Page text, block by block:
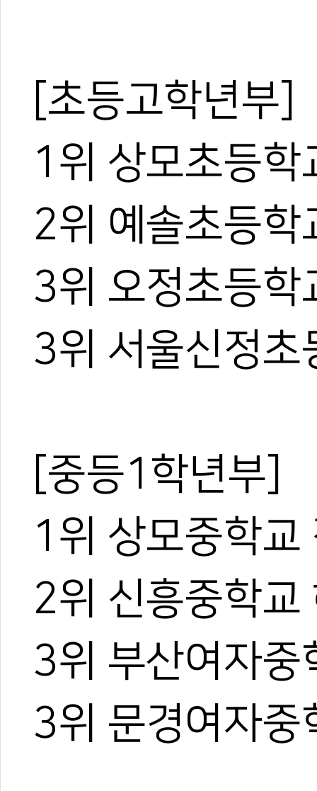
[초등고학년부]
1위 상모초등학
2위 예솔초등학
3위 오정초등학
3위 서울신정초
[중등1학년부]
1위 상모중학교
2위 신흥중학교
3위 부산여자중
3위 문경여자중